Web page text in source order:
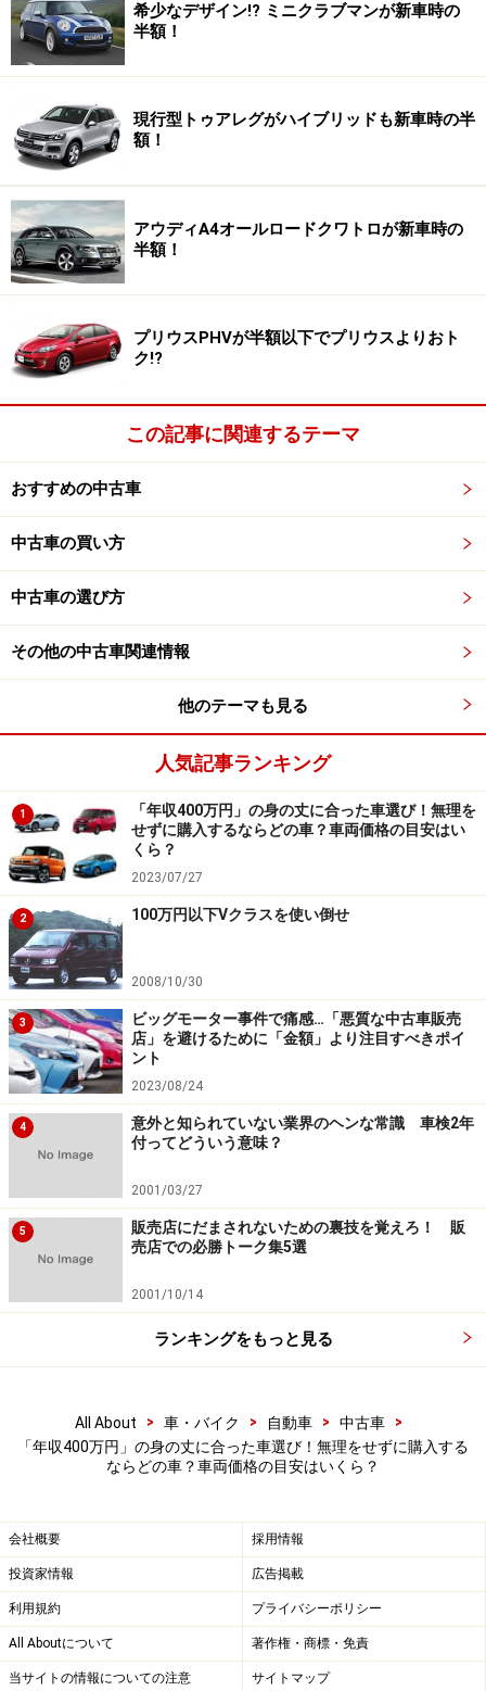
支払総額が120万円（車両本体価格で約100万円）ではボ
ロい車じゃないか、と思う人がいるかも知れませんが、
って買えます。
といっても、よほどの車好きでない限り、メルセデス・
ベンツは購入後のメンテナンスなども含めて気が重くな
るでしょうから、初めて車を買う人でも安心できるよう
な車種を3台セレクトしてみました。
日産デイズ（現行型）
日産デイズ ハイウェイスターX プロパイロットエディション
日産デイズはランニングコストが抑えられる軽自動車。
軽ハイトワゴンと呼ばれるタイプで、少し背が高いため
車内は広々としていますし、ラゲッジには2Lペットボト
ル6本入りの段ボールケースを3箱収納できます。
エンジンはターボとノンターボの2種類。ボディーバリ
スター系）の2種類。
衝突被害軽減ブレーキが全車標準装備なのはもちろん、
同社のミニバンなどでおなじみの運転支援技術「プロパ
イロット」搭載車もありますから、高速道路の運転も楽
になります。
新車の車両本体価格は133万2100円～190万7400円。中
古車なら2020年式・走行距離3万km前後のハイウェイス
ターX プロパイロット搭載車を支払総額120万円で探す
ことができます。
スズキ ハスラー（旧型）
スズキ ハスラーX
人気のSUVテイストで大ヒットした軽自動車が初代（旧
型）スズキ ハスラーです。見た目だけでなく、アウトド
アでの使い勝手が考慮されています。例えばラゲッジ床
面は汚れを拭き取りやすい素材なので、ガンガン使い倒
すことができます。
エンジンはターボとノンターボの2種類。衝突被害軽減
デビュー時の車両本体価格は104万8950円～157万6050
円。中古車なら2014年式・走行距離3万km未満・衝突被
害軽減ブレーキ付きのハスラーXでも支払総額120万円で
探すことができます。
希少なデザイン!? ミニクラブマンが新車時の
半額！
現行型トゥアレグがハイブリッドも新車時の半
額！
アウディA4オールロードクワトロが新車時の
半額！
プリウスPHVが半額以下でプリウスよりおト
ク!?
この記事に関連するテーマ
おすすめの中古車
中古車の買い方
中古車の選び方
その他の中古車関連情報
他のテーマも見る
人気記事ランキング
1
「年収400万円」の身の丈に合った車選び！無理を
せずに購入するならどの車？車両価格の目安はい
くら？
2023/07/27
2 100万円以下Vクラスを使い倒せ
2008/10/30
3
ビッグモーター事件で痛感…「悪質な中古車販売
店」を避けるために「金額」より注目すべきポイ
ント
2023/08/24
4
意外と知られていない業界のヘンな常識 車検2年
付ってどういう意味？
2001/03/27
5
販売店にだまされないための裏技を覚えろ！ 販
売店での必勝トーク集5選
2001/10/14
ランキングをもっと見る
All About > 車・バイク > 自動車 > 中古車
>
「年収400万円」の身の丈に合った車選び！無理をせずに購入する
ならどの車？車両価格の目安はいくら？
会社概要 採用情報
投資家情報 広告掲載
利用規約 プライバシーポリシー
All Aboutについて 著作権・商標・免責
当サイトの情報についての注意 サイトマップ